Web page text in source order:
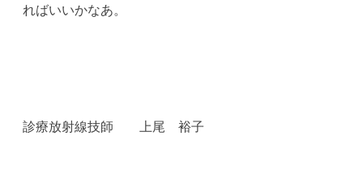
ればいいかなあ。
診療放射線技師 上尾 裕子